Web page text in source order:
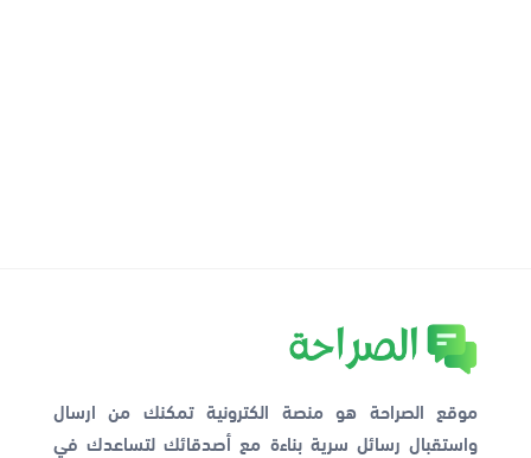
موقع الصراحة هو منصة الكترونية تمكنك من ارسال
واستقبال رسائل سرية بناءة مع أصدقائك لتساعدك في